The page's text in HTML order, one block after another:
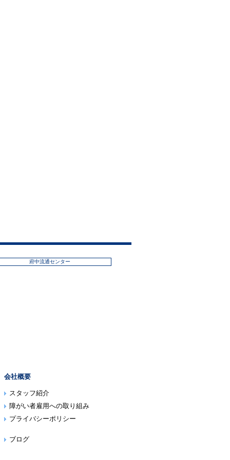
府中流通センター
会社概要
スタッフ紹介
障がい者雇用への取り組み
プライバシーポリシー
ブログ